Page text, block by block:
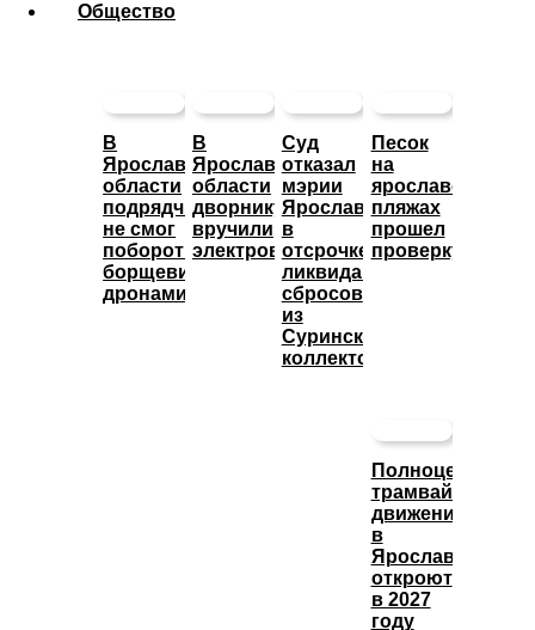
Общество
В
Ярославской
области
подрядчик
не смог
побороть
борщевик
дронами
В
Ярославской
области
дворнику
вручили
электровелосипед
Суд
отказал
мэрии
Ярославля
в
отсрочке
ликвидации
сбросов
из
Суринского
коллектора
Песок
на
ярославских
пляжах
прошел
проверку
Полноценное
трамвайное
движение
в
Ярославле
откроют
в 2027
году